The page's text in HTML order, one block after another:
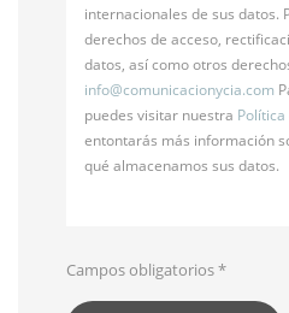
internacionales de sus datos.
derechos de acceso,
datos, así como otros
info@comunicacionycia.com
puedes visitar nuestra
entontarás más información
qué almacenamos sus datos.
Campos obligatorios*